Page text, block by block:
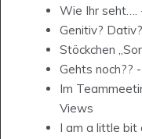
Wie Ihr seht….
Genitiv? Dativ?
Stöckchen
Gehts noch??
Im
Views
I am a little bit